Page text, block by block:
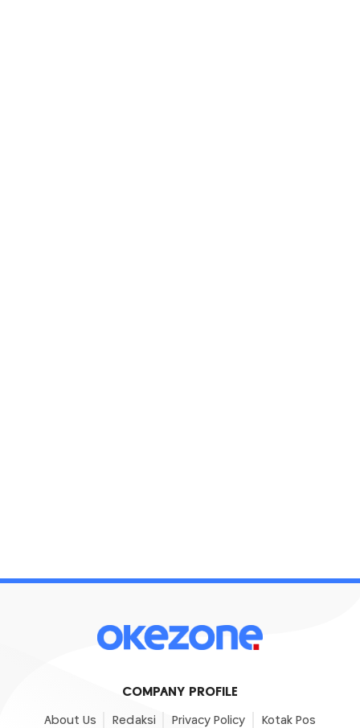
COMPANY PROFILE
About Us Redaksi Privacy Policy Kotak Pos